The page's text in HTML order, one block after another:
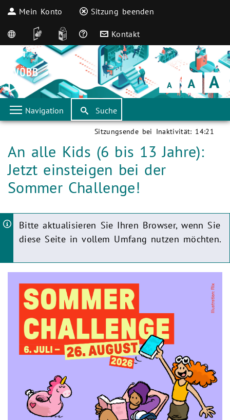
Mein Konto Sitzung beenden
English DGS Leichte Sprache
Häufige Fragen
Kontakt
Schrift
klein Schrift
normal Schrift
groß
Navigation Suche
Sitzungsende bei Inaktivität: 14:21
Aktuelle Seite:
An alle Kids (6 bis 13 Jahre):
Jetzt einsteigen bei der
Sommer Challenge!
Bitte aktualisieren Sie Ihren Browser, wenn Sie
diese Seite in vollem Umfang nutzen möchten.